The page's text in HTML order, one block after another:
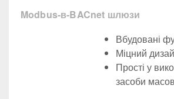
Modbus-в-BACnet шлюзи
Вбудовані
Міцний
Прості у
засоби